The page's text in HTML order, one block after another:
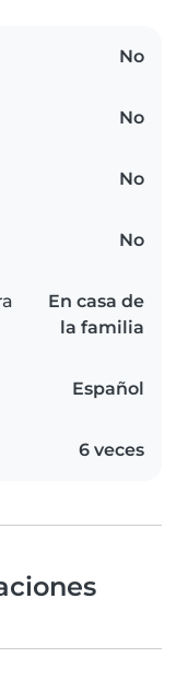
No
No
No
No
En casa de
la familia
Español
6 veces